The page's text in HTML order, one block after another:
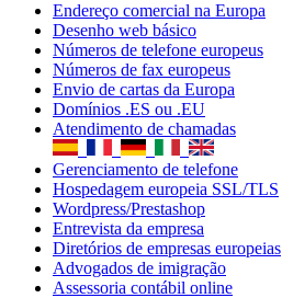
Endereço comercial na Europa
Desenho web básico
Números de telefone europeus
Números de fax europeus
Envio de cartas da Europa
Domínios .ES ou .EU
Atendimento de chamadas
Gerenciamento de telefone
Hospedagem europeia SSL/TLS
Wordpress/Prestashop
Entrevista da empresa
Diretórios de empresas europeias
Advogados de imigração
Assessoria contábil online